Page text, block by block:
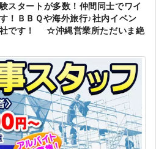
スタートが多数！仲間同士でワイ
！ＢＢＱや海外旅行♪社内イベン
社です！ ☆沖縄営業所ただいま絶